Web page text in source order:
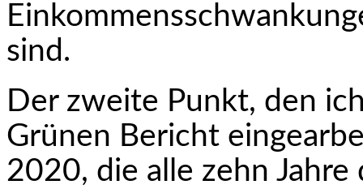
sind.
Der zweite Punkt, den
Grünen Bericht
2020, die alle zehn